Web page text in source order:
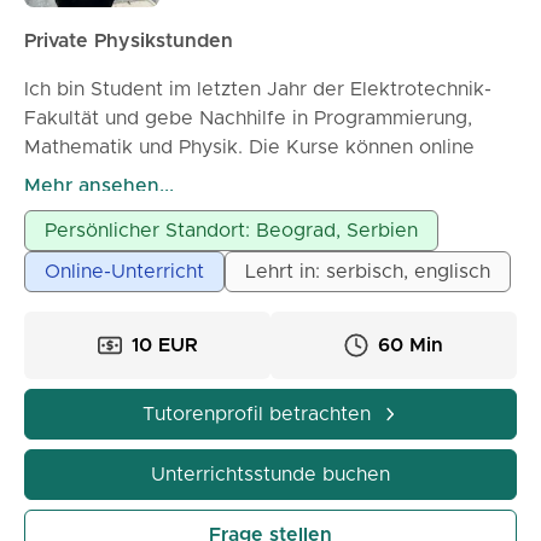
nicht durch bloßes Auswendiglernen von Formeln zu
✨ Bereiten wir uns stressfrei auf die Mittlere Reife
oder Aufnahmeprüfungen vor.
von deinem Tempo und deinen Zielen.
💰 Stundenpreise:
- Sekundarschule: 1400 RSD / 60 min
Neben Physik biete ich auch Mathematikunterricht
an, da genau diese beiden Fächer die Grundlage für
die weitere MINT-Bildung bilden.
Private Physikstunden
Ich bin Student im letzten Jahr der Elektrotechnik-
Fakultät und gebe Nachhilfe in Programmierung,
Mathematik und Physik. Die Kurse können online
oder vor Ort stattfinden, je nach Vereinbarung.
Mehr ansehen...
Persönlicher Standort: Beograd, Serbien
Online-Unterricht Lehrt in: serbisch, englisch
10 EUR 60 Min
Tutorenprofil betrachten
Unterrichtsstunde buchen
Frage stellen